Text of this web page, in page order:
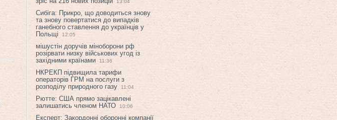
13:04
Сибіга: Прикро, що доводиться знову
та знову повертатися до випадків
ганебного ставлення до українців у
Польщі
12:05
мішустін доручів міноборони рф
розірвати низку військових угод із
західними країнами
11:36
НКРЕКП підвищила тарифи
операторів ГРМ на послуги з
розподілу природного газу
11:04
Рютте: США прямо зацікавлені
залишатись членом НАТО
10:06
Експерт: Закордонні оборонні компанії